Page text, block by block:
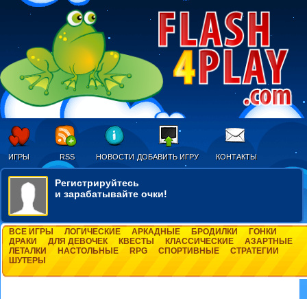
ИГРЫ RSS НОВОСТИ ДОБАВИТЬ ИГРУ КОНТАКТЫ
Регистрируйтесь
и зарабатывайте очки!
ВСЕ ИГРЫ ЛОГИЧЕСКИЕ АРКАДНЫЕ БРОДИЛКИ
ГОНКИ
ДРАКИ
ДЛЯ ДЕВОЧЕК КВЕСТЫ КЛАССИЧЕСКИЕ
АЗАРТНЫЕ
ЛЕТАЛКИ
НАСТОЛЬНЫЕ RPG СПОРТИВНЫЕ
СТРАТЕГИИ
ШУТЕРЫ